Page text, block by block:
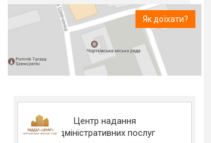
Як доїхати?
Центр надання
адміністративних послуг